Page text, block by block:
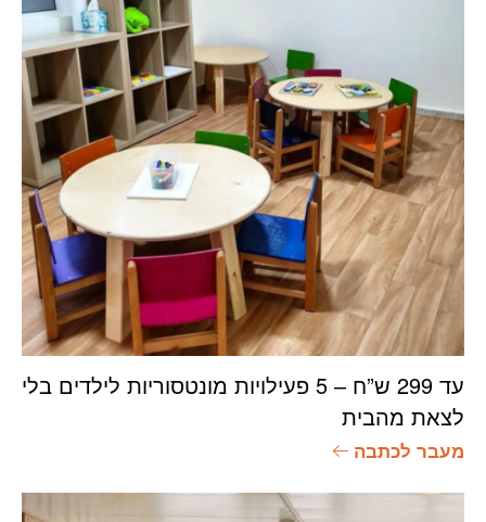
עד 299 ש”ח – 5 פעילויות מונטסוריות לילדים בלי
לצאת מהבית
מעבר לכתבה